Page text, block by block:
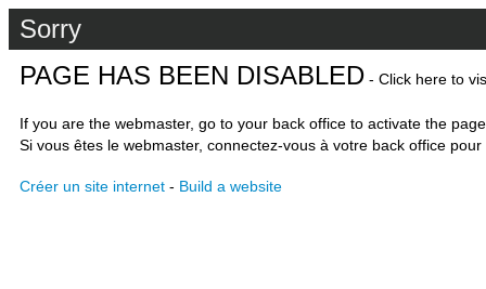
Sorry
PAGE HAS BEEN DISABLED - Click here to
If you are the webmaster, go to your back office to activate the
Si vous êtes le webmaster, connectez-vous à votre back office
Créer un site internet - Build a website